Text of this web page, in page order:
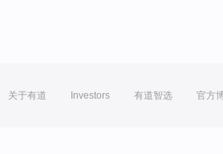
关于有道 Investors 有道智选 官方